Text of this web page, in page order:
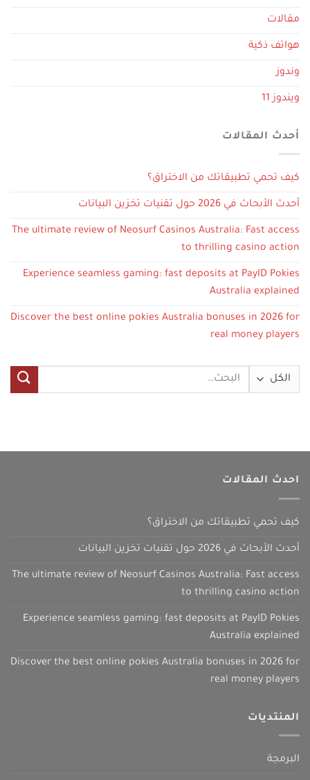
مقالات
هواتف ذكية
وندوز
ويندوز 11
أحدث المقالات
كيف تحمي تطبيقاتك من الاختراق؟
أحدث الأبحاث في 2026 حول تقنيات تخزين البيانات
The ultimate review of Neosurf Casinos Australia: Fast access
to thrilling casino action
Experience seamless gaming: fast deposits at PayID Pokies
Australia explained
Discover the best online pokies Australia bonuses in 2026 for
real money players
البحث
احدث المقالات
كيف تحمي تطبيقاتك من الاختراق؟
أحدث الأبحاث في 2026 حول تقنيات تخزين البيانات
The ultimate review of Neosurf Casinos Australia: Fast access
to thrilling casino action
Experience seamless gaming: fast deposits at PayID Pokies
Australia explained
Discover the best online pokies Australia bonuses in 2026 for
real money players
المنتديات
البرمجة